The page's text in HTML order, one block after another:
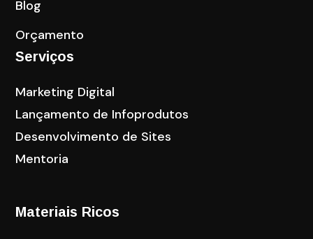
Blog
Orçamento
Serviços
Marketing Digital
Lançamento de Infoprodutos
Desenvolvimento de Sites
Mentoria
Materiais Ricos